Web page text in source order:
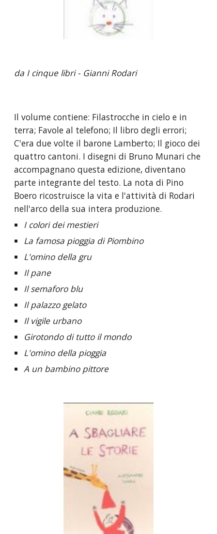
da I cinque libri - Gianni Rodari
Il volume contiene: Filastrocche in cielo e in
terra; Favole al telefono; Il libro degli errori;
C'era due volte il barone Lamberto; Il gioco dei
quattro cantoni. I disegni di Bruno Munari che
accompagnano questa edizione, diventano
parte integrante del testo. La nota di Pino
Boero ricostruisce la vita e l'attività di Rodari
nell'arco della sua intera produzione.
I colori dei mestieri
La famosa pioggia di Piombino
L'omino della gru
Il pane
Il semaforo blu
Il palazzo gelato
Il vigile urbano
Girotondo di tutto il mondo
L'omino della pioggia
A un bambino pittore